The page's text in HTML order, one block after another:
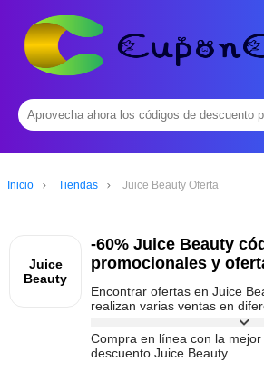
Inicio Tiendas Juice Beauty Oferta
Juice
Beauty
-60% Juice Beauty
promocionales y
Encontrar ofertas en Juice
realizan varias ventas en
año. Para encontrar ofertas
Juice Beauty por tiempo
página. Hemos reunido todos
descuento y ventas de Juice
Compra en línea con la
descuento Juice Beauty.